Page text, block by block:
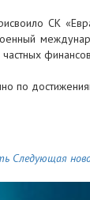
СК
по
Следующая